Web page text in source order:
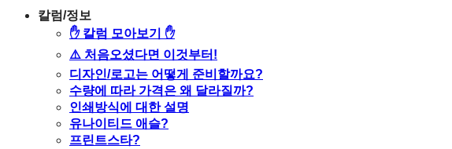
칼럼/정보
✋ 칼럼 모아보기 ✋
⚠️ 처음오셨다면 이것부터!
디자인/로고는 어떻게 준비할까요?
수량에 따라 가격은 왜 달라질까?
인쇄방식에 대한 설명
유나이티드 애슬?
프린트스타?